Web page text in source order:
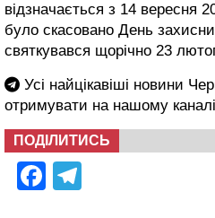
відзначається з 14 вересня
було скасовано День
святкувався щорічно 23
Усі найцікавіші новини
отримувати на нашому
ПОДІЛИТИСЬ
Facebook